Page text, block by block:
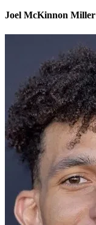
Joel McKinnon Miller